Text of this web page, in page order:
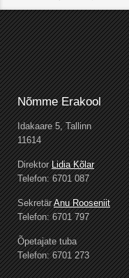
Nõmme Erakool
Idakaare 5, Tallinn
11614
DirektorLidia Kõlar
Telefon: 6701 087
SekretärAnu Rooseniit
Telefon: 6701 797
Õpetajate tuba
Telefon: 6701 273